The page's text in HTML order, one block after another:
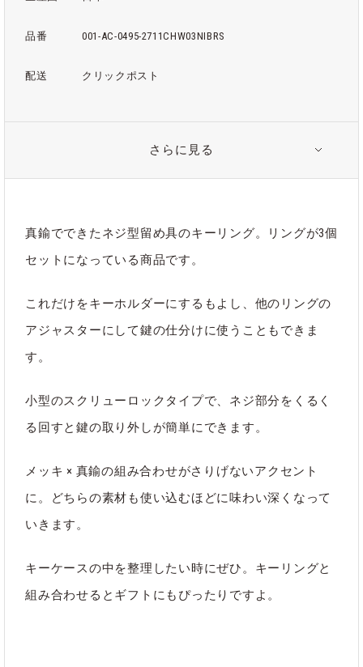
品番 001-AC-0495-2711CHW03NIBRS
配送 クリックポスト
カテゴリ アクセサリー ｜ すべて
さらに見る
真鍮でできたネジ型留め具のキーリング。リングが3個
セットになっている商品です。
これだけをキーホルダーにするもよし、他のリングの
アジャスターにして鍵の仕分けに使うこともできま
す。
小型のスクリューロックタイプで、ネジ部分をくるく
る回すと鍵の取り外しが簡単にできます。
メッキ × 真鍮の組み合わせがさりげないアクセント
に。どちらの素材も使い込むほどに味わい深くなって
いきます。
キーケースの中を整理したい時にぜひ。キーリングと
組み合わせるとギフトにもぴったりですよ。